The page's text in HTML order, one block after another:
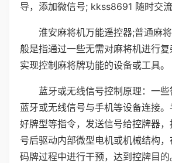
导，添加微信号; kkss8691 随时交流
淮安麻将机万能遥控器;普通麻
般是指通过一些无需对麻将机进行
实现控制麻将牌功能的设备或工具。
蓝牙或无线信号控制原理：一
蓝牙或无线信号与手机等设备连接
好牌型等指令，发送信号给控牌器
号后驱动内部微型电机或机械结构，
码牌过程中进行干预，达到控牌目的